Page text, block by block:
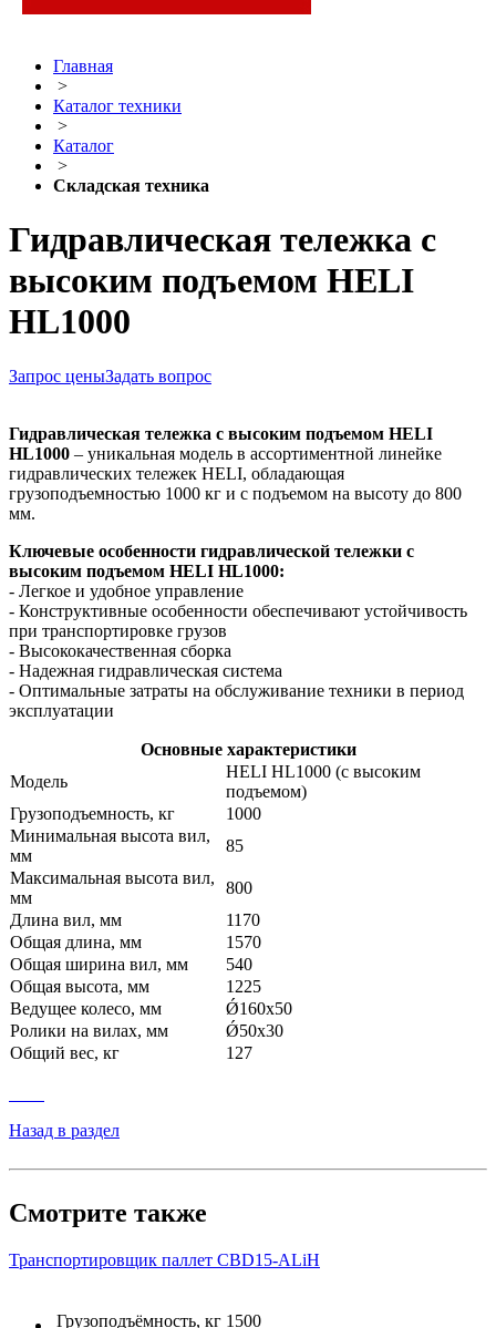
Главная
>
Каталог техники
>
Каталог
>
Складская техника
Гидравлическая тележка c
высоким подъемом HELI
HL1000
Запрос ценыЗадать вопрос
Гидравлическая тележка с высоким подъемом HELI
HL1000 – уникальная модель в ассортиментной линейке
гидравлических тележек HELI, обладающая
грузоподъемностью 1000 кг и с подъемом на высоту до 800
мм.
Ключевые особенности гидравлической тележки с
высоким подъемом HELI HL1000:
- Легкое и удобное управление
- Конструктивные особенности обеспечивают устойчивость
при транспортировке грузов
- Высококачественная сборка
- Надежная гидравлическая система
- Оптимальные затраты на обслуживание техники в период
эксплуатации
Основные характеристики
Модель
HELI HL1000 (с высоким
подъемом)
Грузоподъемность, кг
1000
Минимальная высота вил,
мм
85
Максимальная высота вил,
мм
800
Длина вил, мм
1170
Общая длина, мм
1570
Общая ширина вил, мм
540
Общая высота, мм
1225
Ведущее колесо, мм
Ǿ160х50
Ролики на вилах, мм
Ǿ50х30
Общий вес, кг
127
Назад в раздел
Смотрите также
Транспортировщик паллет CBD15-ALiH
Грузоподъёмность, кг 1500